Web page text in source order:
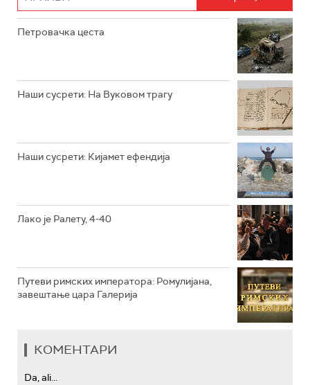
РТС КОЛО
Петровачка цеста
Наши сусрети: На Вуковом трагу
Наши сусрети: Кијамет ефендија
Лако је Ралету, 4-40
Путеви римских императора: Ромулијана,
завештање цара Галерија
КОМЕНТАРИ
Da, ali...